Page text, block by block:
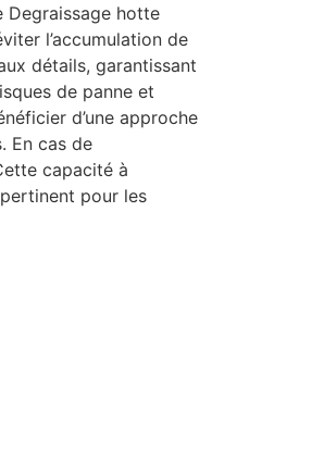
Degraissage hotte
l’accumulation de
détails, garantissant
de panne et
d’une approche
En cas de
capacité à
pour les